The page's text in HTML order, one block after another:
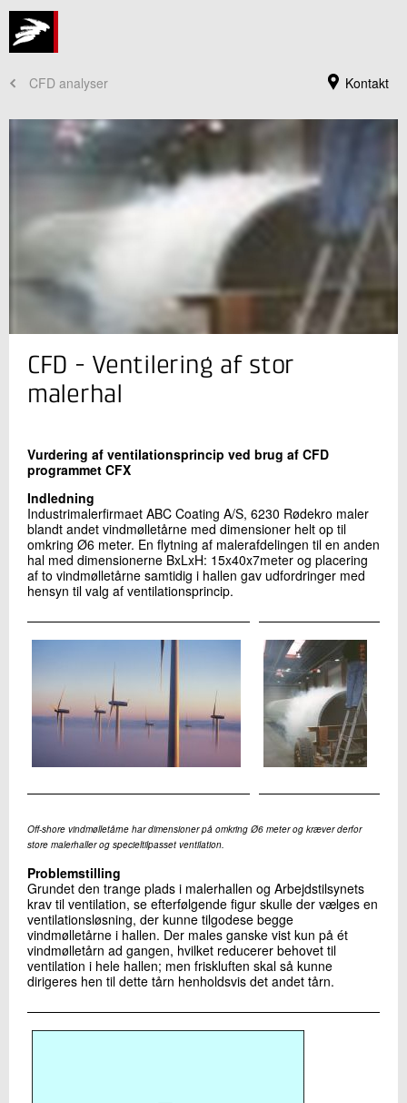
Kontakt
CFD analyser
Jeg er din kontaktperson
Christian Drivsholm
Seniorspecialist
Energieffektivisering og Ventilation
Skriv til mig
CFD - Ventilering af stor
malerhal
Vurdering af ventilationsprincip ved brug af CFD
programmet CFX
Indledning
Industrimalerfirmaet ABC Coating A/S, 6230 Rødekro maler
blandt andet vindmølletårne med dimensioner helt op til
omkring Ø6 meter. En flytning af malerafdelingen til en anden
hal med dimensionerne BxLxH: 15x40x7meter og placering
af to vindmølletårne samtidig i hallen gav udfordringer med
hensyn til valg af ventilationsprincip.
Off-shore vindmølletårne har dimensioner på omkring Ø6 meter og kræver derfor
store malerhaller og specieltilpasset ventilation.
Problemstilling
Grundet den trange plads i malerhallen og Arbejdstilsynets
krav til ventilation, se efterfølgende figur skulle der vælges en
ventilationsløsning, der kunne tilgodese begge
vindmølletårne i hallen. Der males ganske vist kun på ét
vindmølletårn ad gangen, hvilket reducerer behovet til
ventilation i hele hallen; men friskluften skal så kunne
dirigeres hen til dette tårn henholdsvis det andet tårn.